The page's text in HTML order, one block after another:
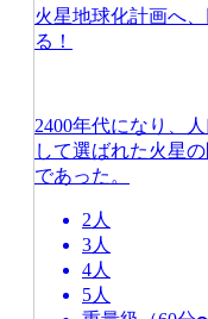
火星地球化計画へ
る！
2400年代になり、
して選ばれた火星
であった。
2人
3人
4人
5人